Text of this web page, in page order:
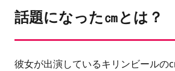
話題になった㎝とは？
彼女が出演しているキリンビールの